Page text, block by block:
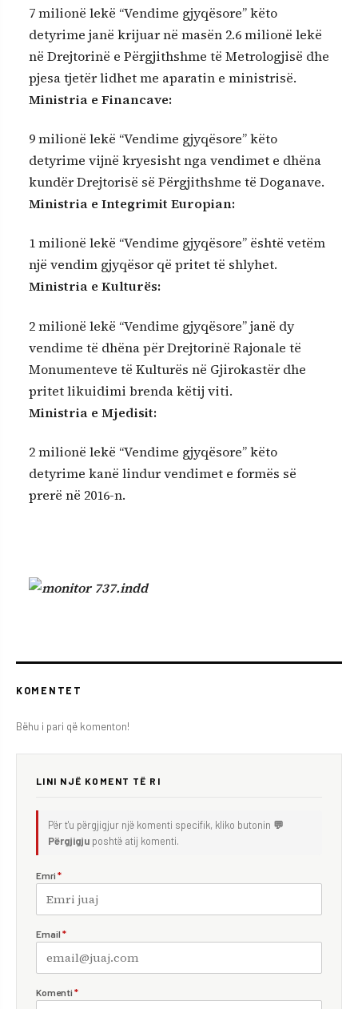
7 milionë lekë “Vendime gjyqësore” këto
detyrime janë krijuar në masën 2.6 milionë lekë
në Drejtorinë e Përgjithshme të Metrologjisë dhe
pjesa tjetër lidhet me aparatin e ministrisë.
Ministria e Financave:
9 milionë lekë “Vendime gjyqësore” këto
detyrime vijnë kryesisht nga vendimet e dhëna
kundër Drejtorisë së Përgjithshme të Doganave.
Ministria e Integrimit Europian:
1 milionë lekë “Vendime gjyqësore” është vetëm
një vendim gjyqësor që pritet të shlyhet.
Ministria e Kulturës:
2 milionë lekë “Vendime gjyqësore” janë dy
vendime të dhëna për Drejtorinë Rajonale të
Monumenteve të Kulturës në Gjirokastër dhe
pritet likuidimi brenda këtij viti.
Ministria e Mjedisit:
2 milionë lekë “Vendime gjyqësore” këto
detyrime kanë lindur vendimet e formës së
prerë në 2016-n.
KOMENTET
Bëhu i pari që komenton!
LINI NJË KOMENT TË RI
Për t'u përgjigjur një komenti specifik, kliko butonin 💬
Përgjigju poshtë atij komenti.
Emri *
Email *
Komenti *